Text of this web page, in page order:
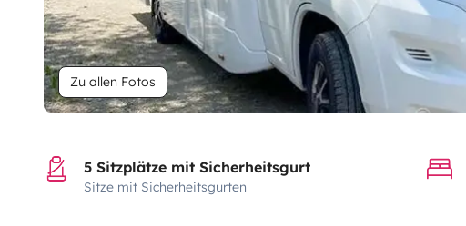
Zu allen Fotos
5 Sitzplätze mit Sicherheitsgurt
Sitze mit Sicherheitsgurten